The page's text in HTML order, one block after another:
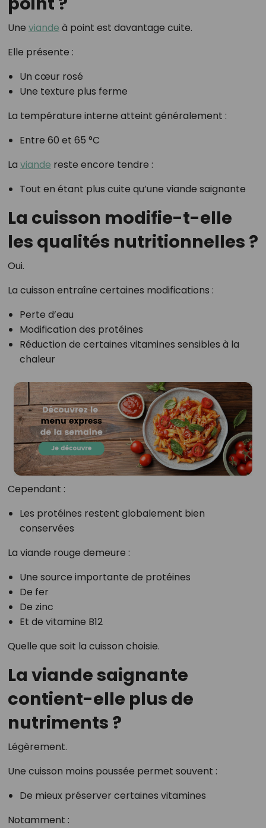
Une viande à point est davantage cuite.
Elle présente :
Un cœur rosé
Une texture plus ferme
La température interne atteint généralement :
Entre 60 et 65 °C
La viande reste encore tendre :
Tout en étant plus cuite qu’une viande saignante
La cuisson modifie-t-elle
les qualités nutritionnelles ?
Oui.
La cuisson entraîne certaines modifications :
Perte d’eau
Modification des protéines
Réduction de certaines vitamines sensibles à la
chaleur
Cependant :
Les protéines restent globalement bien
conservées
La viande rouge demeure :
Une source importante de protéines
De fer
De zinc
Et de vitamine B12
Quelle que soit la cuisson choisie.
La viande saignante
contient-elle plus de
nutriments ?
Légèrement.
Une cuisson moins poussée permet souvent :
De mieux préserver certaines vitamines
Notamment :